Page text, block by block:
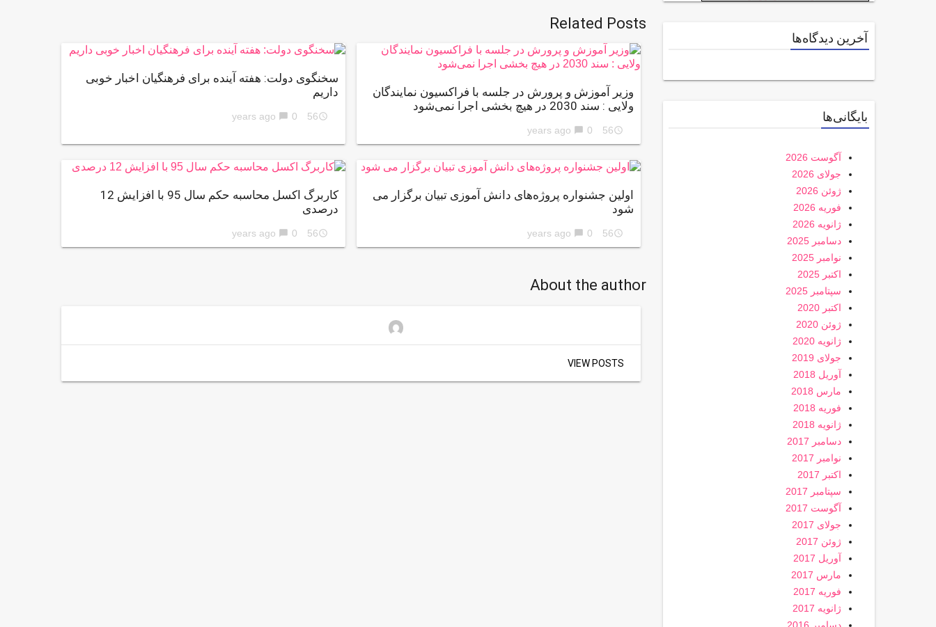
Related Posts
وزیر آموزش و پرورش در جلسه با فراکسیون نمایندگان
ولایی : سند 2030 در هیچ بخشی اجرا نمی‌شود
access_time
56 years ago
chat_bubble 0
سخنگوى دولت: هفته آینده برای فرهنگیان اخبار خوبی
داریم
access_time
56 years ago
chat_bubble 0
اولین جشنواره پروژه‌های دانش آموزی تبیان برگزار می
شود
access_time
56 years ago
chat_bubble 0
کاربرگ اکسل محاسبه حکم سال 95 با افزایش 12
درصدی
access_time
56 years ago
chat_bubble 0
About the author
VIEW POSTS
آخرین دیدگاه‌ها
بایگانی‌ها
آگوست 2026
جولای 2026
ژوئن 2026
فوریه 2026
ژانویه 2026
دسامبر 2025
نوامبر 2025
اکتبر 2025
سپتامبر 2025
اکتبر 2020
ژوئن 2020
ژانویه 2020
جولای 2019
آوریل 2018
مارس 2018
فوریه 2018
ژانویه 2018
دسامبر 2017
نوامبر 2017
اکتبر 2017
سپتامبر 2017
آگوست 2017
جولای 2017
ژوئن 2017
آوریل 2017
مارس 2017
فوریه 2017
ژانویه 2017